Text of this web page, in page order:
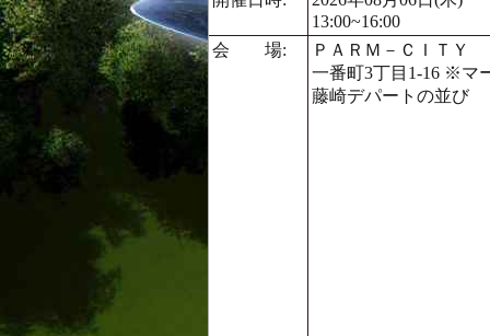
13:00~16:00
会 場:
ＰＡＲＭ－ＣＩＴ
一番町3丁目1-16 ※マ
藤崎デパートの並び